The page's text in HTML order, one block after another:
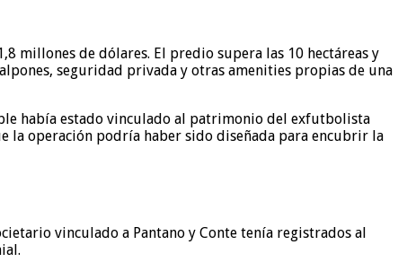
millones de dólares. El predio supera las 10 hectáreas y
seguridad privada y otras amenities propias de una
había estado vinculado al patrimonio del exfutbolista
la operación podría haber sido diseñada para encubrir la
vinculado a Pantano y Conte tenía registrados al